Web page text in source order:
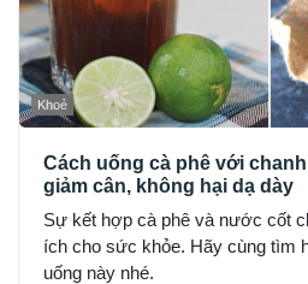
Khoẻ
Cách uống cà phê với
giảm cân, không hại dạ dày
Sự kết hợp cà phê và nước cốt
ích cho sức khỏe. Hãy cùng tìm
uống này nhé.